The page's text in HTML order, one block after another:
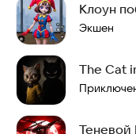
Клоун
Экшен
The Cat
Pet
Теневой